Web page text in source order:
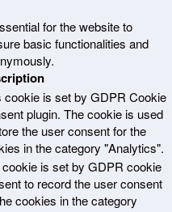
for the website to
basic functionalities and
cookie is set by GDPR Cookie
plugin. The cookie is used
the user consent for the
in the category "Analytics".
is set by GDPR cookie
to record the user consent
cookies in the category